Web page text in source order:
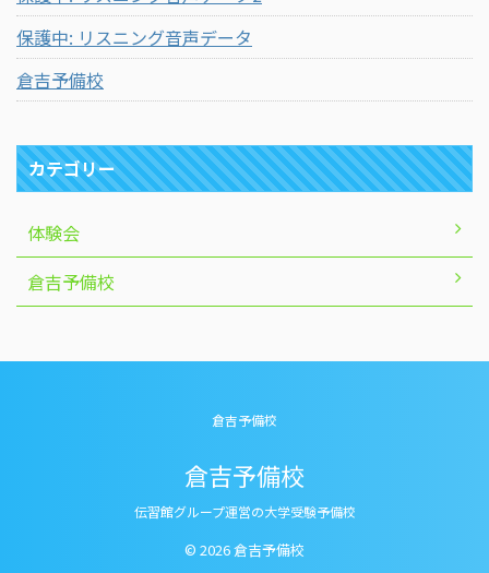
保護中: リスニング音声データ
倉吉予備校
カテゴリー
体験会
倉吉予備校
倉吉予備校
倉吉予備校
伝習館グループ運営の大学受験予備校
© 2026 倉吉予備校